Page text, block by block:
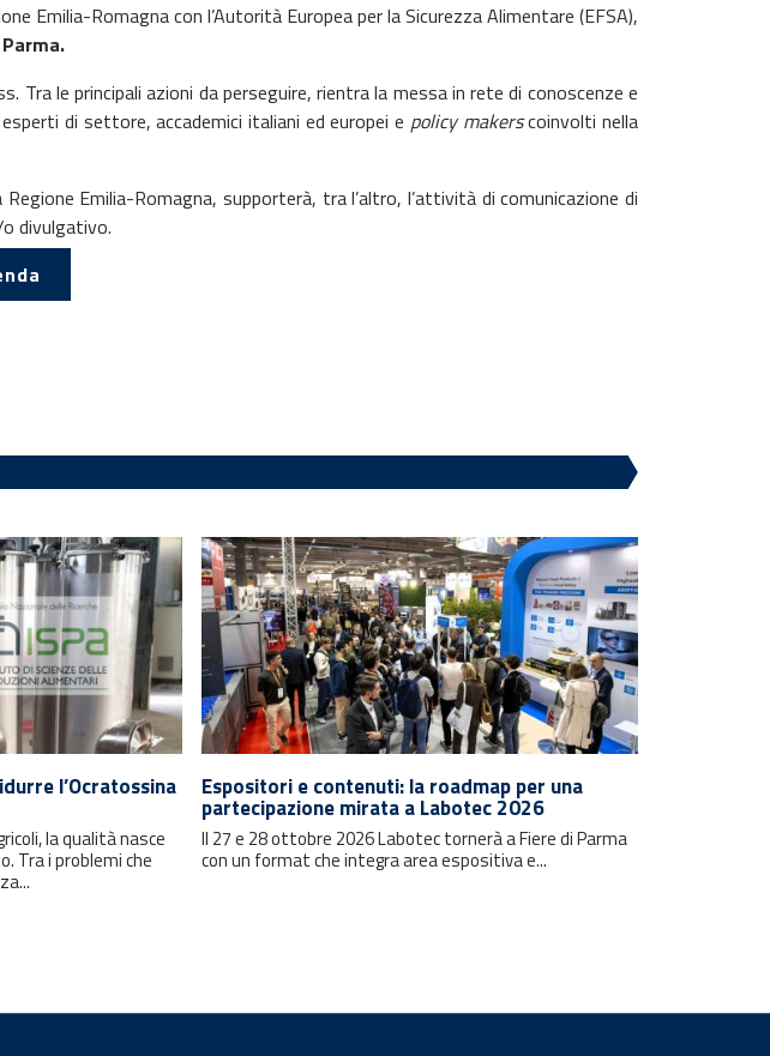
Emilia-Romagna con l’Autorità Europea per la Sicurezza Alimentare (EFSA),
le principali azioni da perseguire, rientra la messa in rete di conoscenze e
di settore, accademici italiani ed europei e policy makerscoinvolti nella
Emilia-Romagna, supporterà, tra l’altro, l’attività di comunicazione di
divulgativo.
l’Ocratossina
la qualità nasce
Tra i problemi che
Espositori e contenuti: la roadmap per una
partecipazione mirata a Labotec 2026
Il 27 e 28 ottobre 2026 Labotec tornerà a Fiere di Parma
con un format che integra area espositiva e...